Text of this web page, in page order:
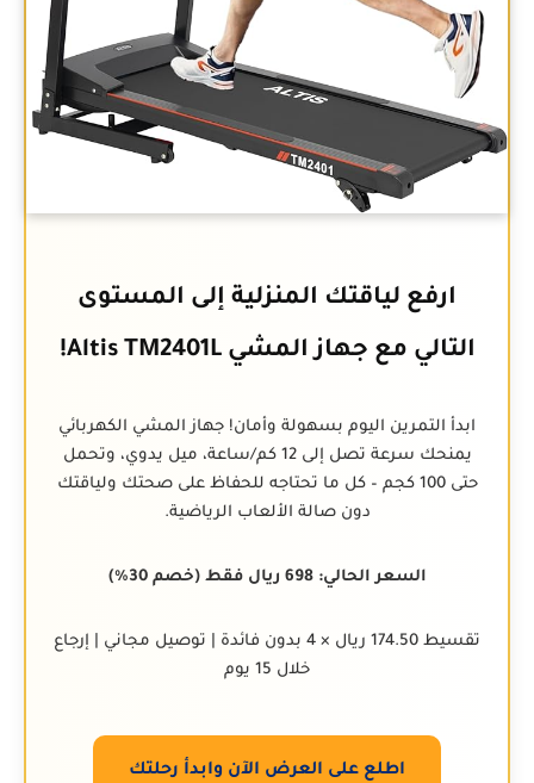
ارفع لياقتك المنزلية إلى المستوى
التالي مع جهاز المشي Altis TM2401L!
ابدأ التمرين اليوم بسهولة وأمان! جهاز المشي الكهربائي
يمنحك سرعة تصل إلى 12 كم/ساعة، ميل يدوي، وتحمل
حتى 100 كجم – كل ما تحتاجه للحفاظ على صحتك ولياقتك
دون صالة الألعاب الرياضية.
السعر الحالي: 698 ريال فقط (خصم 30%)
تقسيط 174.50 ريال × 4 بدون فائدة | توصيل مجاني | إرجاع
خلال 15 يوم
اطلع على العرض الآن وابدأ رحلتك